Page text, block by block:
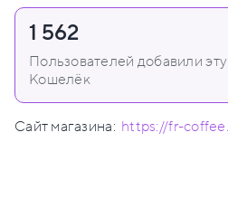
1 562
Пользователей добавили эту
Кошелёк
Сайт магазина: https://fr-